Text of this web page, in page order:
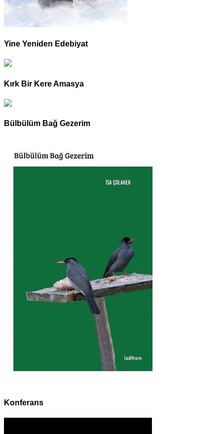
Yine Yeniden Edebiyat
Kırk Bir Kere Amasya
Bülbülüm Bağ Gezerim
Konferans